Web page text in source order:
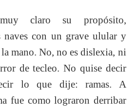
claro su propósito,
naves con un grave ulular y
la mano. No, no es dislexia, ni
de tecleo. No quise decir
lo que dije: ramas. A
fue como lograron derribar